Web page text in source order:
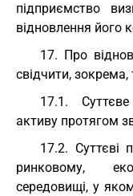
підприємство
відновлення його
17. Про
свідчити, зокрема,
17.1.
активу протягом
17.2. Суттєві
ринковому,
середовищі, у